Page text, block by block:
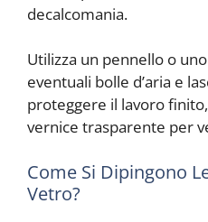
decalcomania.
Utilizza un pennello o
eventuali bolle d’aria e
proteggere il lavoro
vernice trasparente per
Come Si Dipingono
Vetro?